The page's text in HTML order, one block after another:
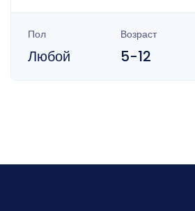
Пол
Любой
Возраст
5-12